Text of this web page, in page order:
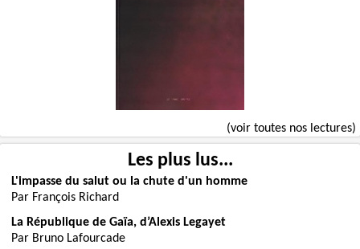
(voir toutes nos lectures)
Les plus lus...
L'impasse du salut ou la chute d'un homme
Par François Richard
La République de Gaïa, d’Alexis Legayet
Par Bruno Lafourcade